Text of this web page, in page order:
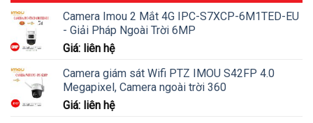
Camera Imou 2 Mắt 4G IPC-S7XCP-6M1TED-EU
- Giải Pháp Ngoài Trời 6MP
Giá: liên hệ
Camera giám sát Wifi PTZ IMOU S42FP 4.0
Megapixel, Camera ngoài trời 360
Giá: liên hệ